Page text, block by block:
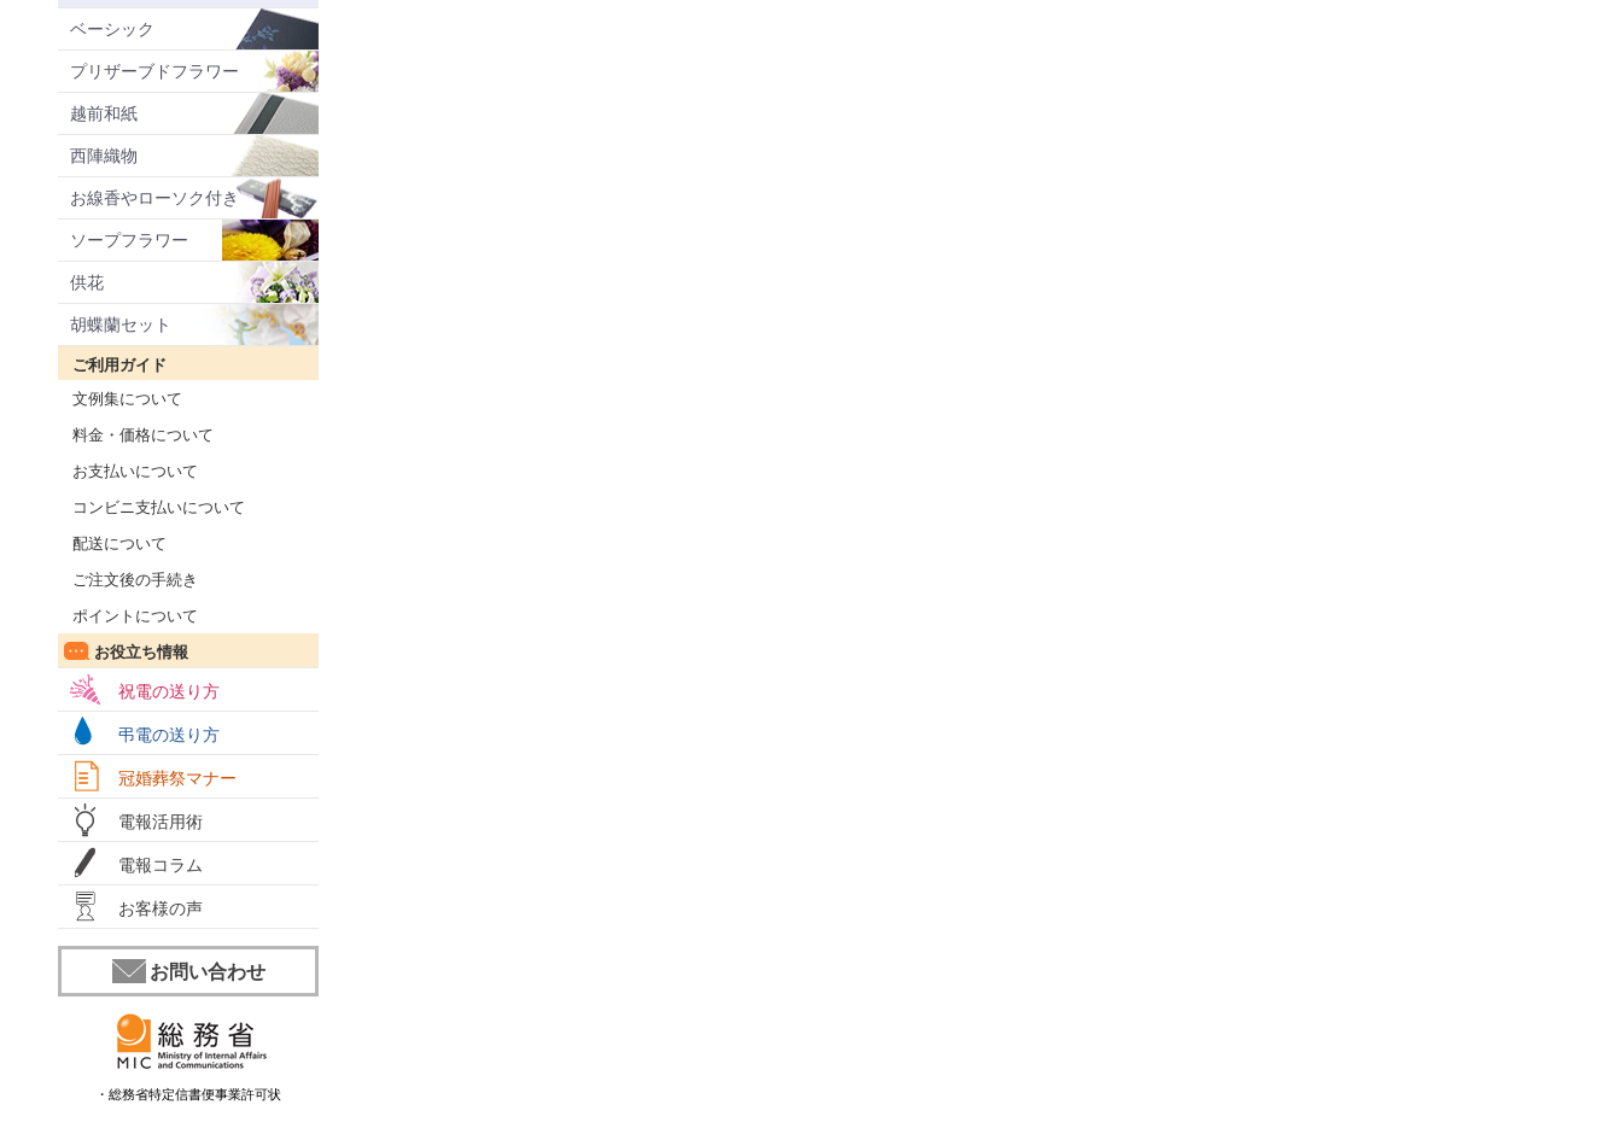
ベーシック
プリザーブドフラワー
越前和紙
西陣織物
お線香やローソク付き
ソープフラワー
供花
胡蝶蘭セット
ご利用ガイド
文例集について
料金・価格について
お支払いについて
コンビニ支払いについて
配送について
ご注文後の手続き
ポイントについて
お役立ち情報
祝電の送り方
弔電の送り方
冠婚葬祭マナー
電報活用術
電報コラム
お客様の声
お問い合わせ
・総務省特定信書便事業許可状